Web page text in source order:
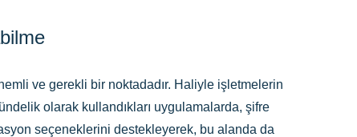
ve gerekli bir noktadadır. Haliyle işletmelerin
olarak kullandıkları uygulamalarda, şifre
seçeneklerini destekleyerek, bu alanda da